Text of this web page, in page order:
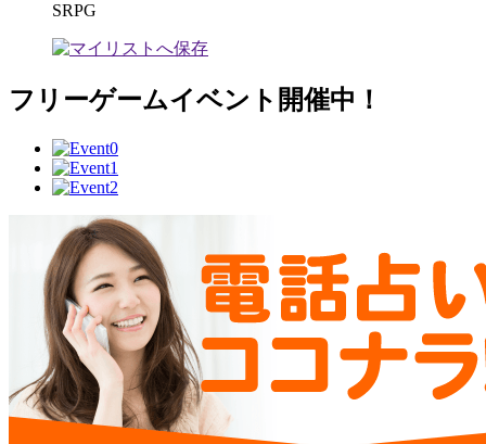
SRPG
フリーゲームイベント開催中！